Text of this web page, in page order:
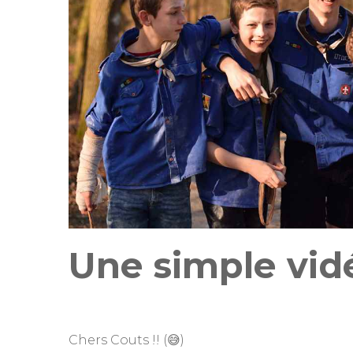
Une simple
Chers Couts !! (😅)